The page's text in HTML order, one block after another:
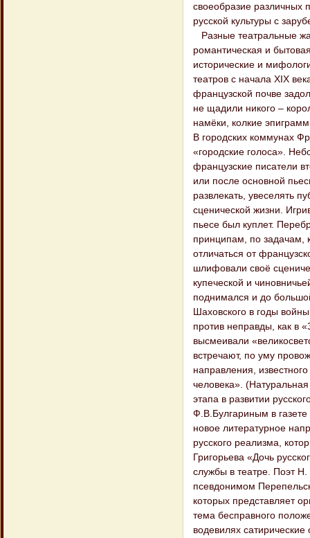
своеобразие различных
русской культуры с
Разные театральные
романтическая и
исторические и
театров с начала XIX
французской почве
не щадили никого –
намёки, колкие
В городских коммунах
«городские голоса».
французские писатели
или после основной
развлекать, увеселять
сценической жизни.
пьесе был куплет.
принципам, по задачам,
отличаться от
шлифовали своё
купеческой и
поднимался и до
Шаховского в годы
против неправды, как в
высмеивали
встречают, по уму
направления,
человека».
этапа в развитии
Ф.В.Булгариным в
новое литературное
русского реализма,
Григорьева «Дочь
службы в театре. Поэт
псевдонимом
которых представляет
тема бесправного
водевилях